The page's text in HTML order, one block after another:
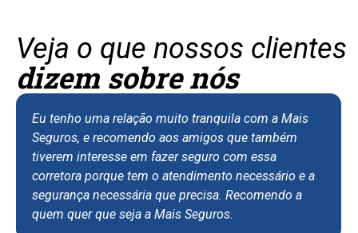
Veja o que nossos clientes
dizem sobre nós
Eu tenho uma relação muito tranquila com a Mais
Seguros, e recomendo aos amigos que também
tiverem interesse em fazer seguro com essa
corretora porque tem o atendimento necessário e a
segurança necessária que precisa. Recomendo a
quem quer que seja a Mais Seguros.